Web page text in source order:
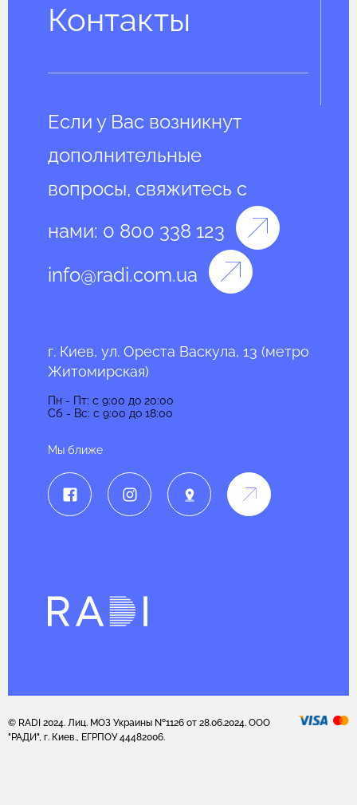
Контакты
Если у Вас возникнут
дополнительные
вопросы, свяжитесь с
нами: 0 800 338 123
info@radi.com.ua
г. Киев, ул. Ореста Васкула, 13 (метро
Житомирская)
Пн - Пт: c 9:00 до 20:00
Сб - Вс: c 9:00 до 18:00
Мы ближе
© RADI 2024. Лиц. МОЗ Украины №1126 от 28.06.2024. ООО
"РАДИ", г. Киев., ЕГРПОУ 44482006.